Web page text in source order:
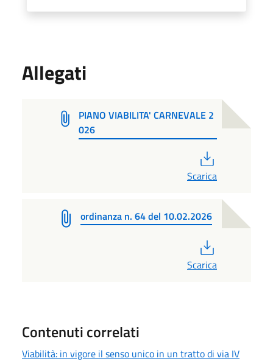
Allegati
PIANO VIABILITA' CARNEVALE 2
026
Scarica
ordinanza n. 64 del 10.02.2026
Scarica
Contenuti correlati
Viabilità: in vigore il senso unico in un tratto di via IV